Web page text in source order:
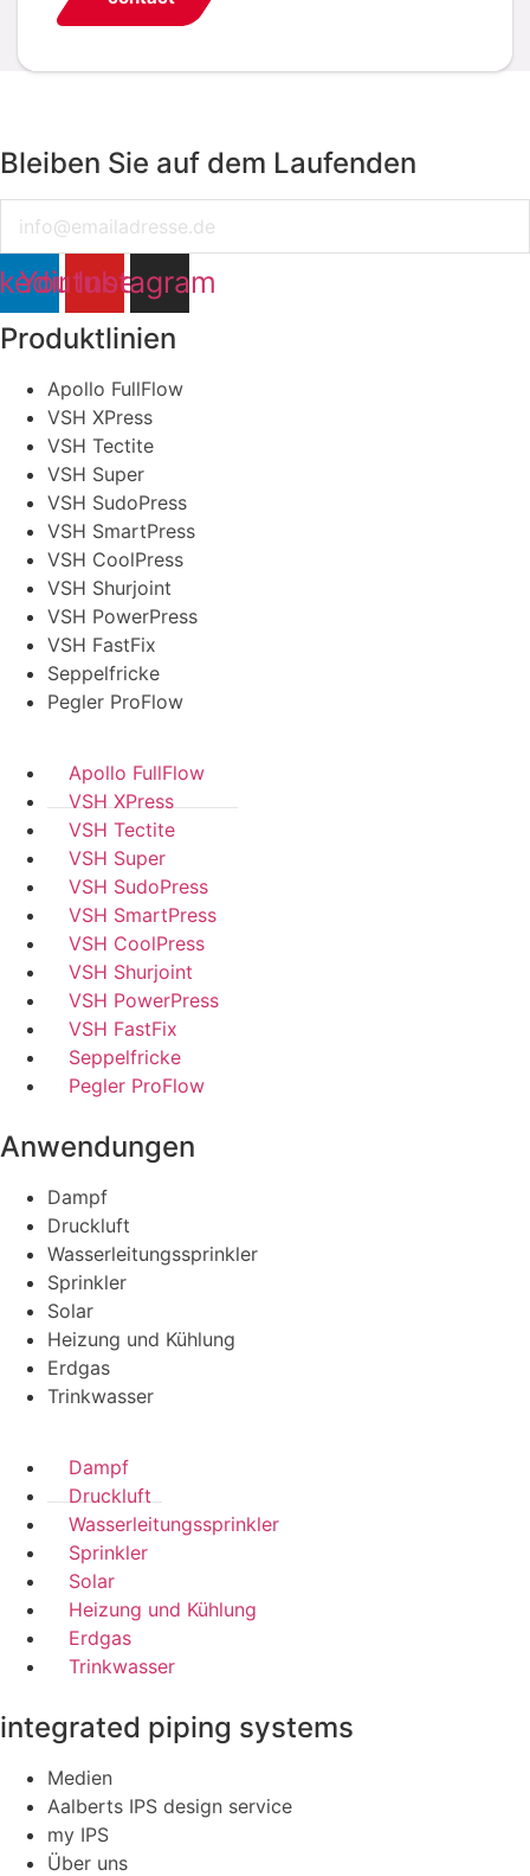
Bleiben Sie auf dem Laufenden
YoutubeInstagram
Produktlinien
Apollo FullFlow
VSH XPress
VSH Tectite
VSH Super
VSH SudoPress
VSH SmartPress
VSH CoolPress
VSH Shurjoint
VSH PowerPress
VSH FastFix
Seppelfricke
Pegler ProFlow
Apollo FullFlow
VSH XPress
VSH Tectite
VSH Super
VSH SudoPress
VSH SmartPress
VSH CoolPress
VSH Shurjoint
VSH PowerPress
VSH FastFix
Seppelfricke
Pegler ProFlow
Anwendungen
Dampf
Druckluft
Wasserleitungssprinkler
Sprinkler
Solar
Heizung und Kühlung
Erdgas
Trinkwasser
Dampf
Druckluft
Wasserleitungssprinkler
Sprinkler
Solar
Heizung und Kühlung
Erdgas
Trinkwasser
integrated piping systems
Medien
Aalberts IPS design service
my IPS
Über uns